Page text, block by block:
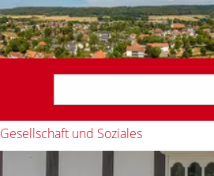
Gesellschaft und Soziales